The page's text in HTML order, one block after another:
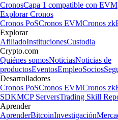
CronosCapa 1 compatible con EVM
Explorar Cronos
Cronos PoSCronos EVMCronos
Explorar
AfiliadoInstitucionesCustodia
Crypto.com
Quiénes somosNoticiasNoticias de
productosEventosEmpleoSocios
Desarrolladores
Cronos PoSCronos EVMCronos
SDKMCP ServersTrading Skill
Aprender
AprenderBitcoinInvestigación